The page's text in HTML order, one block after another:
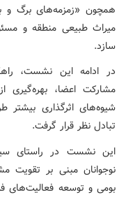
همچون «زمزمه‌های برگ و
میراث طبیعی منطقه و
سازد.
در ادامه این نشست،
مشارکت اعضا، بهره‌گیری
شیوه‌های اثرگذاری
تبادل نظر قرار گرفت.
این نشست در راستای
نوجوانان مبنی بر تقویت
بومی و توسعه فعالیت‌های